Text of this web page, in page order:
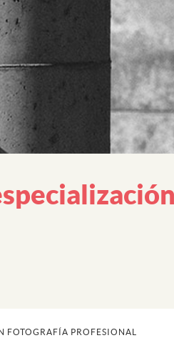
FOTOGRAFÍA PROFESIONAL